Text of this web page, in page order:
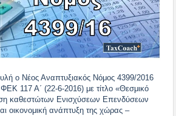
ο Νέος Αναπτυξιακός Νόμος 4399/2016
117 Α΄ (22-6-2016) με τίτλο «Θεσμικό
καθεστώτων Ενισχύσεων Επενδύσεων
οικονομική ανάπτυξη της χώρας –